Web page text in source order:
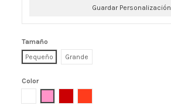
Guardar Personalización
Tamaño
Pequeño
Grande
Color